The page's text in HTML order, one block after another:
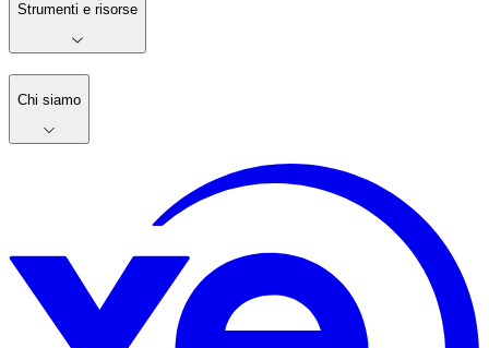
Strumenti e risorse
Chi siamo